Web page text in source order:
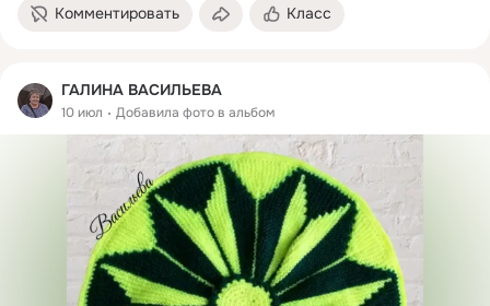
Комментировать Класс
ГАЛИНА ВАСИЛЬЕВА
10 июл Добавила фото в альбом